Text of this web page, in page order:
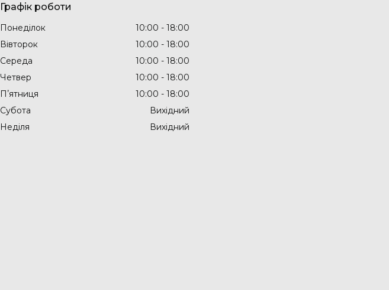
Графік роботи
Понеділок 10:00
18:00
Вівторок
10:00
18:00
Середа
10:00
18:00
Четвер
10:00
18:00
Пʼятниця
10:00
18:00
Субота
Вихідний
Неділя
Вихідний